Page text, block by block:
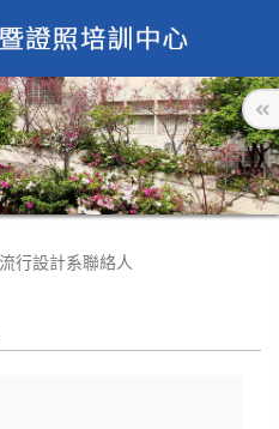
流行設計系聯絡人